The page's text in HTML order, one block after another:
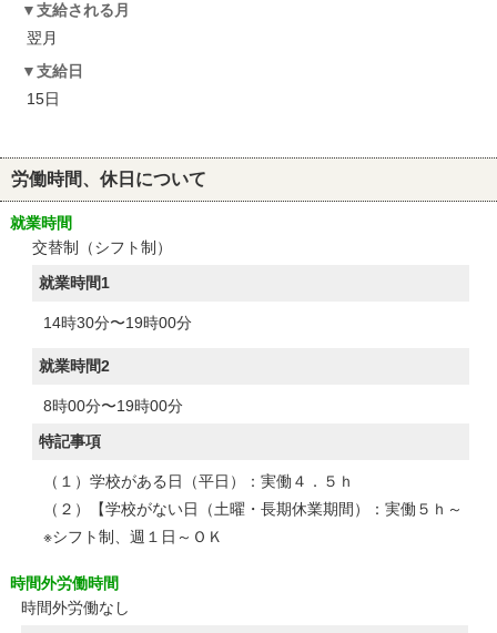
支給される月
翌月
支給日
15日
労働時間、休日について
就業時間
交替制（シフト制）
就業時間1
14時30分〜19時00分
就業時間2
8時00分〜19時00分
特記事項
（１）学校がある日（平日）：実働４．５ｈ
（２）【学校がない日（土曜・長期休業期間）：実働５ｈ～
※シフト制、週１日～ＯＫ
時間外労働時間
時間外労働なし